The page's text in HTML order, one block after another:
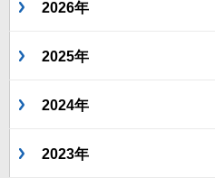
2026年
2025年
2024年
2023年